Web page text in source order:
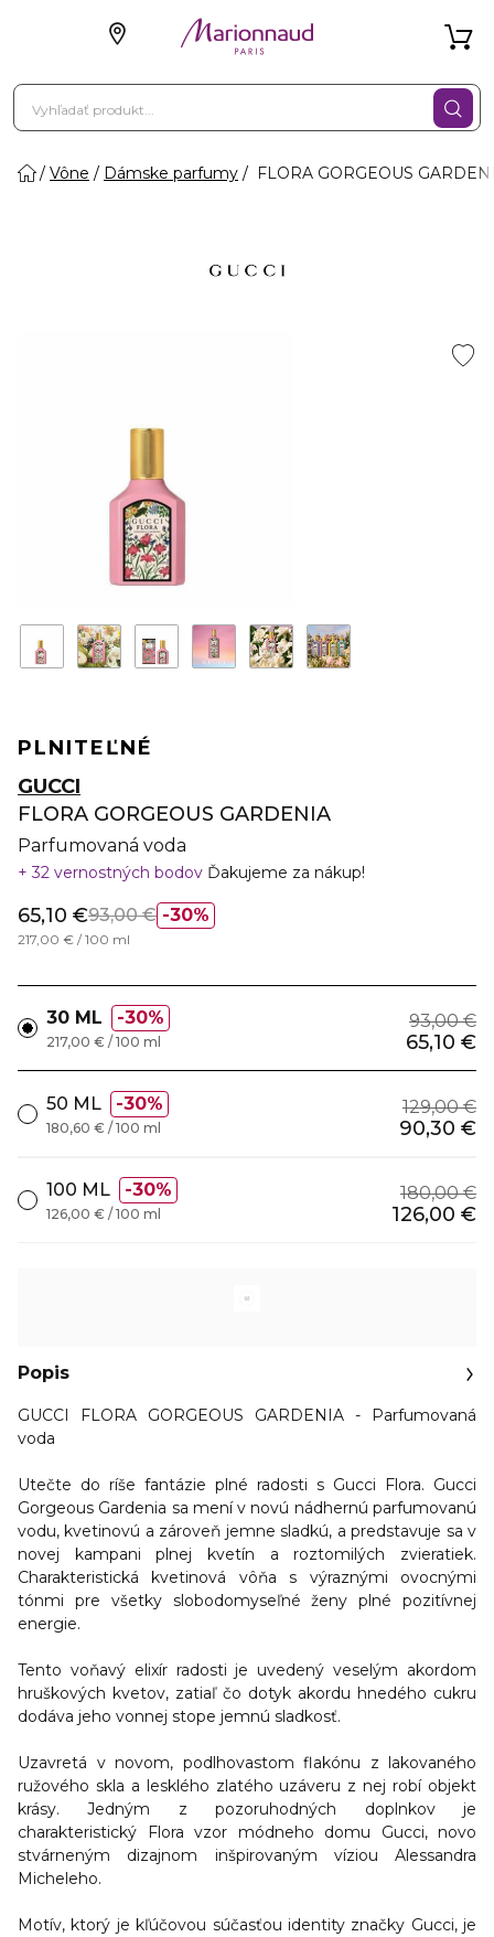
Vône Dámske parfumy FLORA GORGEOUS
PLNITEĽNÉ
GUCCI
FLORA GORGEOUS GARDENIA
Parfumovaná voda
32 vernostných bodov Ďakujeme za nákup!
30%
65,10 €93,00 €
217,00 € / 100 ml
30 ML 30% 93,00 €
65,10 €
217,00 € / 100 ml
50 ML 30% 129,00 €
90,30 €
180,60 € / 100 ml
100 ML 30% 180,00 €
126,00 €
126,00 € / 100 ml
Popis
GUCCI FLORA GORGEOUS GARDENIA - Parfumovaná
voda
Utečte do ríše fantázie plné radosti s Gucci Flora. Gucci
Gorgeous Gardenia sa mení v novú nádhernú parfumovanú
vodu, kvetinovú a zároveň jemne sladkú, a predstavuje sa v
novej kampani plnej kvetín a roztomilých zvieratiek.
Charakteristická kvetinová vôňa s výraznými ovocnými
tónmi pre všetky slobodomyseľné ženy plné pozitívnej
energie.
Tento voňavý elixír radosti je uvedený veselým akordom
hruškových kvetov, zatiaľ čo dotyk akordu hnedého cukru
dodáva jeho vonnej stope jemnú sladkosť.
Uzavretá v novom, podlhovastom flakónu z lakovaného
ružového skla a lesklého zlatého uzáveru z nej robí objekt
krásy. Jedným z pozoruhodných doplnkov je
charakteristický Flora vzor módneho domu Gucci, novo
stvárneným dizajnom inšpirovaným víziou Alessandra
Micheleho.
Motív, ktorý je kľúčovou súčasťou identity značky Gucci, je